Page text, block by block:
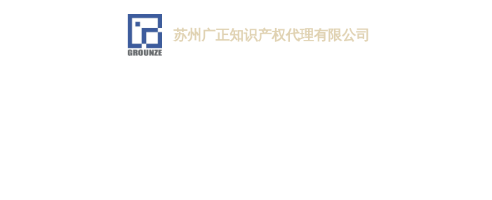
苏州广正知识产权代理有限公司